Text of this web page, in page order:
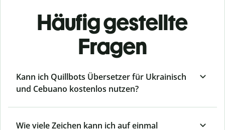
Häufig gestellte
Fragen
Kann ich Quillbots Übersetzer für Ukrainisch
und Cebuano kostenlos nutzen?
Wie viele Zeichen kann ich auf einmal